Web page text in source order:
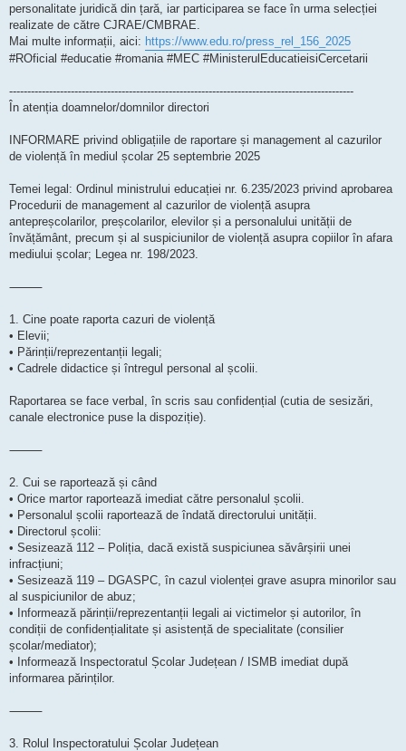
personalitate juridică din țară, iar participarea se face în urma selecției
realizate de către CJRAE/CMBRAE.
Mai multe informații, aici: https://www.edu.ro/press_rel_156_2025
#ROficial #educatie #romania #MEC #MinisterulEducatieisiCercetarii
-----------------------------------------------------------------------------------------------
În atenția doamnelor/domnilor directori
INFORMARE privind obligațiile de raportare și management al cazurilor
de violență în mediul școlar 25 septembrie 2025
Temei legal: Ordinul ministrului educației nr. 6.235/2023 privind aprobarea
Procedurii de management al cazurilor de violență asupra
antepreșcolarilor, preșcolarilor, elevilor și a personalului unității de
învățământ, precum și al suspiciunilor de violență asupra copiilor în afara
mediului școlar; Legea nr. 198/2023.
⸻
1. Cine poate raporta cazuri de violență
• Elevii;
• Părinții/reprezentanții legali;
• Cadrele didactice și întregul personal al școlii.
Raportarea se face verbal, în scris sau confidențial (cutia de sesizări,
canale electronice puse la dispoziție).
⸻
2. Cui se raportează și când
• Orice martor raportează imediat către personalul școlii.
• Personalul școlii raportează de îndată directorului unității.
• Directorul școlii:
• Sesizează 112 – Poliția, dacă există suspiciunea săvârșirii unei
infracțiuni;
• Sesizează 119 – DGASPC, în cazul violenței grave asupra minorilor sau
al suspiciunilor de abuz;
• Informează părinții/reprezentanții legali ai victimelor și autorilor, în
condiții de confidențialitate și asistență de specialitate (consilier
școlar/mediator);
• Informează Inspectoratul Școlar Județean / ISMB imediat după
informarea părinților.
⸻
3. Rolul Inspectoratului Școlar Județean